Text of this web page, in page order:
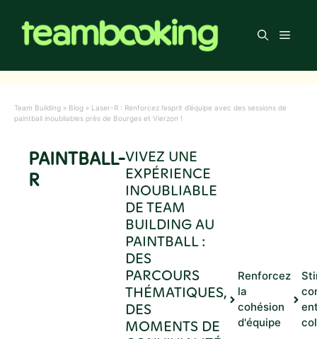
contenu
Menu
Team Building » Blog » Laser-R : Renforcez l’esprit d’équipe avec des sessions de
paintball inoubliables près de Bourges et Vierzon !
PAINTBALL-
R
VIVEZ UNE
EXPÉRIENCE
INOUBLIABLE
DE TEAM
BUILDING AU
PAINTBALL :
DES
PARCOURS
THÉMATIQUES,
DES
MOMENTS DE
Renforcez
la
cohésion
d'équipe